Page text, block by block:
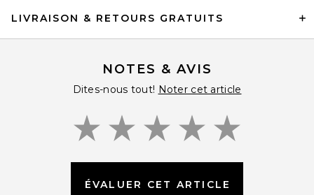
LIVRAISON & RETOURS GRATUITS
NOTES & AVIS
Dites-nous tout! Noter cet article
ÉVALUER CET ARTICLE